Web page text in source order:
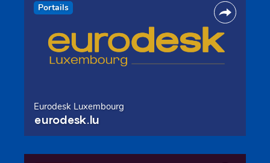
Portails
Eurodesk Luxembourg
eurodesk.lu